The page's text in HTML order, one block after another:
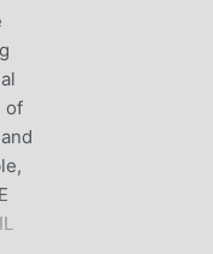
of